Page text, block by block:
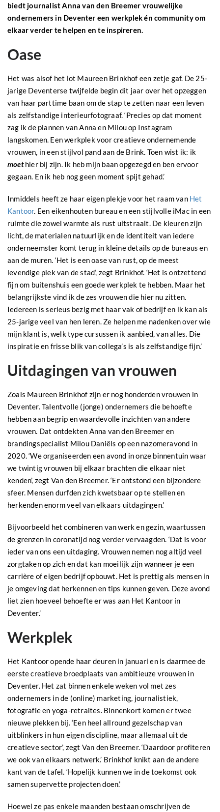
biedt journalist Anna van den Breemer vrouwelijke
ondernemers in Deventer een werkplek én community om
elkaar verder te helpen en te inspireren.
Oase
Het was alsof het lot Maureen Brinkhof een zetje gaf. De 25-
jarige Deventerse twijfelde begin dit jaar over het opzeggen
van haar parttime baan om de stap te zetten naar een leven
als zelfstandige interieurfotograaf. ‘Precies op dat moment
zag ik de plannen van Anna en Milou op Instagram
langskomen. Een werkplek voor creatieve ondernemende
vrouwen, in een stijlvol pand aan de Brink. Toen wist ik: ik
moethier bij zijn. Ik heb mijn baan opgezegd en ben ervoor
gegaan. En ik heb nog geen moment spijt gehad.’
Inmiddels heeft ze haar eigen plekje voor het raam van Het
Kantoor. Een eikenhouten bureau en een stijlvolle iMac in een
ruimte die zowel warmte als rust uitstraalt. De kleuren zijn
licht, de materialen natuurlijk en de identiteit van iedere
onderneemster komt terug in kleine details op de bureaus en
aan de muren. ‘Het is een oase van rust, op de meest
levendige plek van de stad’, zegt Brinkhof. ‘Het is ontzettend
fijn om buitenshuis een goede werkplek te hebben. Maar het
belangrijkste vind ik de zes vrouwen die hier nu zitten.
Iedereen is serieus bezig met haar vak of bedrijf en ik kan als
25-jarige veel van hen leren. Ze helpen me nadenken over wie
mijn klant is, welk type cursussen ik aanbied, van alles. Die
inspiratie en frisse blik van collega’s is als zelfstandige fijn.’
Uitdagingen van vrouwen
Zoals Maureen Brinkhof zijn er nog honderden vrouwen in
Deventer. Talentvolle (jonge) ondernemers die behoefte
hebben aan begrip en waardevolle inzichten van andere
vrouwen. Dat ontdekten Anna van den Breemer en
brandingspecialist Milou Daniëls op een nazomeravond in
2020. ‘We organiseerden een avond in onze binnentuin waar
we twintig vrouwen bij elkaar brachten die elkaar niet
kenden’, zegt Van den Breemer. ‘Er ontstond een bijzondere
sfeer. Mensen durfden zich kwetsbaar op te stellen en
herkenden enorm veel van elkaars uitdagingen.’
Bijvoorbeeld het combineren van werk en gezin, waartussen
de grenzen in coronatijd nog verder vervaagden. ‘Dat is voor
ieder van ons een uitdaging. Vrouwen nemen nog altijd veel
zorgtaken op zich en dat kan moeilijk zijn wanneer je een
carrière of eigen bedrijf opbouwt. Het is prettig als mensen in
je omgeving dat herkennen en tips kunnen geven. Deze avond
liet zien hoeveel behoefte er was aan Het Kantoor in
Deventer.’
Werkplek
Het Kantoor opende haar deuren in januari en is daarmee de
eerste creatieve broedplaats van ambitieuze vrouwen in
Deventer. Het zat binnen enkele weken vol met zes
ondernemers in de (online) marketing, journalistiek,
fotografie en yoga-retraites. Binnenkort komen er twee
nieuwe plekken bij. ‘Een heel allround gezelschap van
uitblinkers in hun eigen discipline, maar allemaal uit de
creatieve sector’, zegt Van den Breemer. ‘Daardoor profiteren
we ook van elkaars netwerk.’ Brinkhof knikt aan de andere
kant van de tafel. ‘Hopelijk kunnen we in de toekomst ook
samen supervette projecten doen.’
Hoewel ze pas enkele maanden bestaan omschrijven de